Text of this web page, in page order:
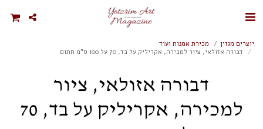
יוצרים מגזין
מכירת אמנות ועוד
דבורה אזולאי, ציור למכירה, אקריליק על בד, 70 על 100 ס"מ חתום
דבורה אזולאי, ציור
למכירה, אקריליק על בד, 70